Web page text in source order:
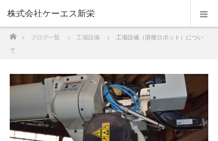
株式会社ケーエス新栄
ブログ一覧 工場設備
工場設備（溶接ロボット）につい
て